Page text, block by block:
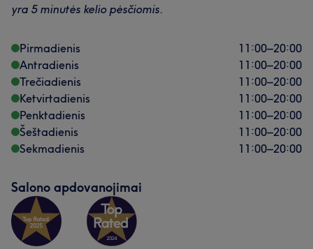
yra 5 minutės kelio pėsčiomis.
Pirmadienis 11:00–20:00
Antradienis
11:00–20:00
Trečiadienis
11:00–20:00
Ketvirtadienis
11:00–20:00
Penktadienis
11:00–20:00
Šeštadienis
11:00–20:00
Sekmadienis
11:00–20:00
Salono apdovanojimai